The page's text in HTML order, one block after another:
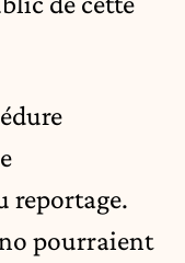
reportage.
pourraient